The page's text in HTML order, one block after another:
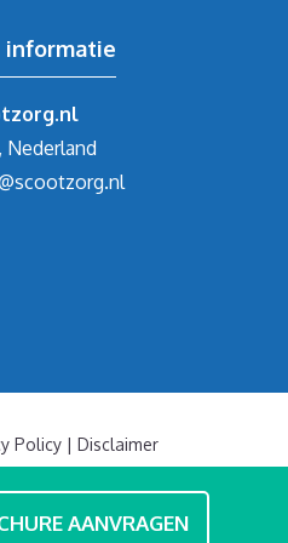
informatie
Nederland
Policy| Disclaimer
Scootmobielen
AANVRAGEN